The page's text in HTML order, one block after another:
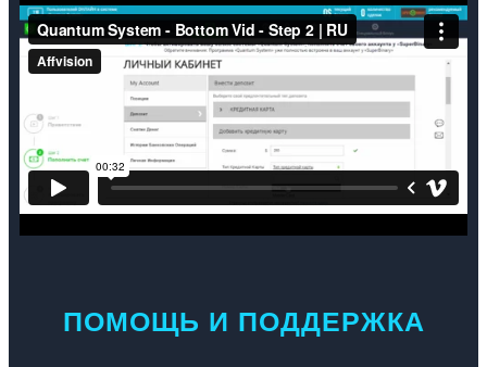
ПОМОЩЬ И ПОДДЕРЖКА